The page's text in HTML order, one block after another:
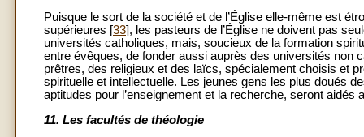
Puisque le sort de la société et de l’Église elle-même est
supérieures [33], les pasteurs de l’Église ne doivent pas
universités catholiques, mais, soucieux de la formation
entre évêques, de fonder aussi auprès des universités non
prêtres, des religieux et des laïcs, spécialement choisis et
spirituelle et intellectuelle. Les jeunes gens les plus doués
aptitudes pour l’enseignement et la recherche, seront
11. Les facultés de théologie